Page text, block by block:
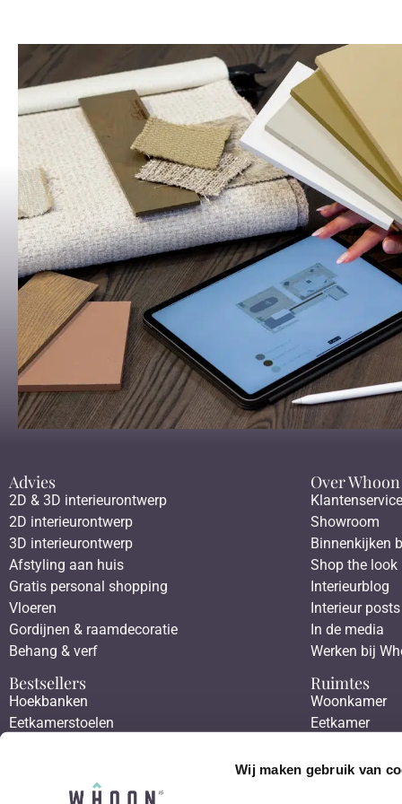
Wij maken gebruik van
Advies
2D & 3D interieurontwerp
2D interieurontwerp
3D interieurontwerp
Afstyling aan huis
Gratis personal shopping
Vloeren
Gordijnen & raamdecoratie
Behang & verf
Bestsellers
Hoekbanken
Eetkamerstoelen
Over Whoon
Klantenservice
Showroom
Binnenkijken
Shop the look
Interieurblog
Interieur posts
In de media
Werken bij
Ruimtes
Woonkamer
Eetkamer
Werkkamer